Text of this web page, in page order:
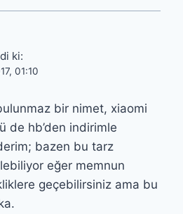
ki:
01:10
bir nimet, xiaomi
de hb’den indirimle
bazen bu tarz
eğer memnun
geçebilirsiniz ama bu